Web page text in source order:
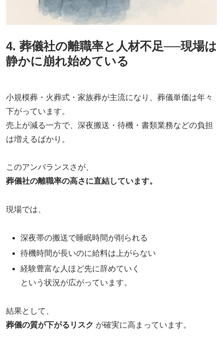
4. 葬儀社の離職率と人材不足──現場は
静かに崩れ始めている
小規模葬・火葬式・家族葬が主流になり、葬儀単価は年々
下がっています。
売上が減る一方で、深夜搬送・待機・書類業務などの負担
は増えるばかり。
このアンバランスさが、
葬儀社の離職率の高さに直結しています。
現場では、
深夜帯の搬送で睡眠時間が削られる
待機時間が長いのに給料は上がらない
経験豊富な人ほど先に辞めていく
という状況が広がっています。
結果として、
葬儀の質が下がるリスク が確実に高まっています。